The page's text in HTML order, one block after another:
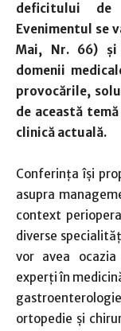
deficitului de
Evenimentul se
Mai, Nr. 66)
domenii
provocările,
de această
clinică actuală.
Conferința își
asupra
context
diverse
vor avea
experți în
ortopedie și